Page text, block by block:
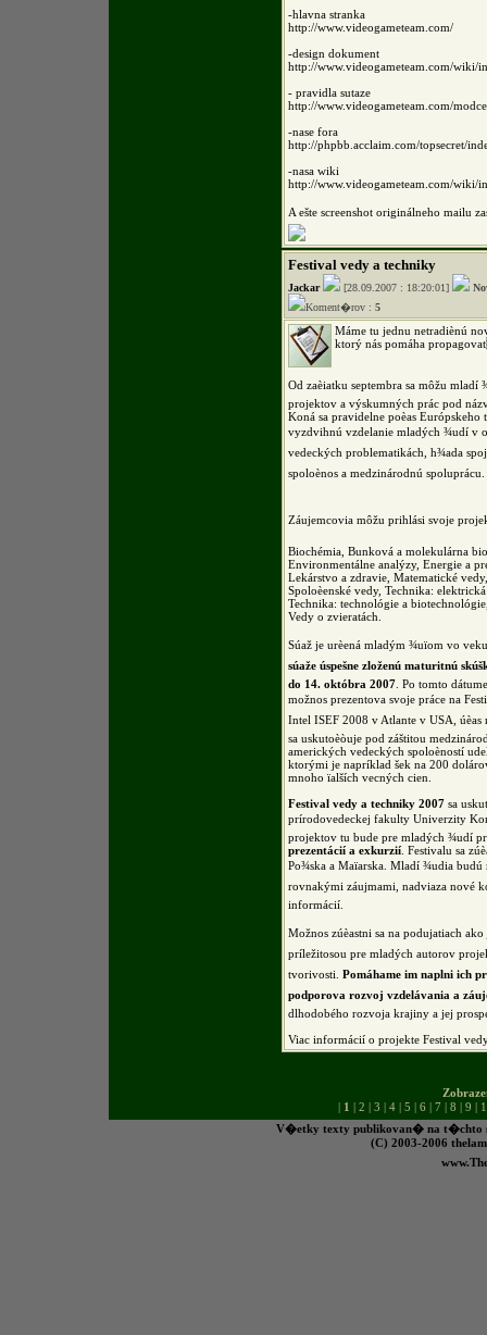
-hlavna stranka
http://www.videogameteam.com/
-design dokument
http://www.videogameteam.com/wiki/
- pravidla sutaze
http://www.videogameteam.com/
-nase fora
http://phpbb.acclaim.com/topsecret/
-nasa wiki
http://www.videogameteam.com/wiki/
A ešte screenshot originálneho mailu
Festival vedy a techniky
Jackar [28.09.2007 : 18:20:01]
Koment�rov : 5
Máme tu jednu netradiènú
ktorý nás pomáha
Od zaèiatku septembra sa môžu mladí
projektov a výskumných prác pod
Koná sa pravidelne poèas
vyzdvihnú vzdelanie mladých ¾udí v
vedeckých problematikách, h¾ada
spoloènos a medzinárodnú spoluprácu.
Záujemcovia môžu prihlási svoje
Biochémia, Bunková a molekulárna
Environmentálne analýzy, Energie a
Lekárstvo a zdravie, Matematické
Spoloèenské vedy, Technika:
Technika: technológie a
Vedy o zvieratách.
Súaž je urèená mladým ¾uïom vo
súaže úspešne zloženú maturitnú
do 14. októbra 2007 . Po tomto
možnos prezentova svoje práce na
Intel ISEF 2008 v Atlante v USA,
sa uskutoèòuje pod záštitou
amerických vedeckých spoloèností
ktorými je napríklad šek na 200
mnoho ïalších vecných cien.
Festival vedy a techniky 2007 sa
prírodovedeckej fakulty Univerzity
projektov tu bude pre mladých ¾udí
prezentácií a exkurzií . Festivalu sa
Po¾ska a Maïarska. Mladí ¾udia budú
rovnakými záujmami, nadviaza nové
informácií.
Možnos zúèastni sa na podujatiach
príležitosou pre mladých autorov
tvorivosti. Pomáhame im naplni ich
podporova rozvoj vzdelávania a
dlhodobého rozvoja krajiny a jej
Viac informácií o projekte Festival
| 1 | 2 | 3 | 4| 5 | 6| 7 | 8 | 9 |
V�etky texty publikovan� na t�chto
(C) 2003-2006